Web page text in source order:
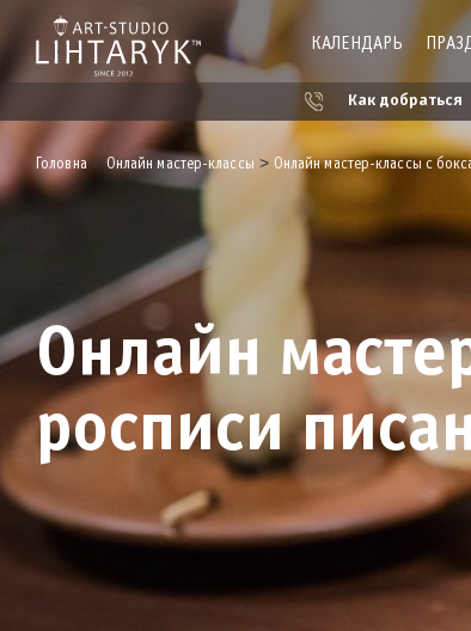
КАЛЕНДАРЬ
Как добраться
Головна>Онлайн мастер-классы > Онлайн мастер-классы с
Онлайн
росписи